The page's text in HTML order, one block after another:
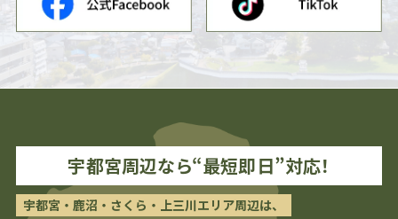
宇都宮周辺なら“最短即日”対応！
宇都宮・鹿沼・さくら・上三川エリア周辺は、